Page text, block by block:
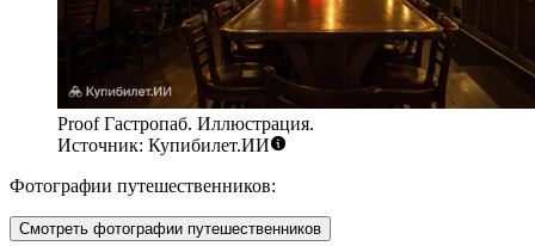
Proof Гастропаб. Иллюстрация.
Источник: Купибилет.ИИ
Фотографии путешественников:
Смотреть фотографии путешественников